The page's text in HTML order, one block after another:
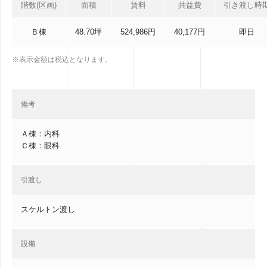
階数(区画) 面積 賃料 共益費 引き渡し時
Ｂ棟 48.70坪 524,986円 40,177円 即日
※表示金額は税込となります。
備考
Ａ棟：内科
Ｃ棟：眼科
引渡し
スケルトン渡し
設備